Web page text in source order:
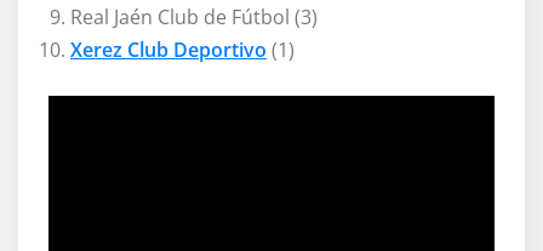
Real Jaén Club de Fútbol (3)
Xerez Club Deportivo (1)